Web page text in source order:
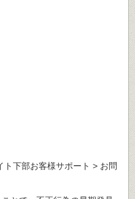
ト下部お客様サポート > お問